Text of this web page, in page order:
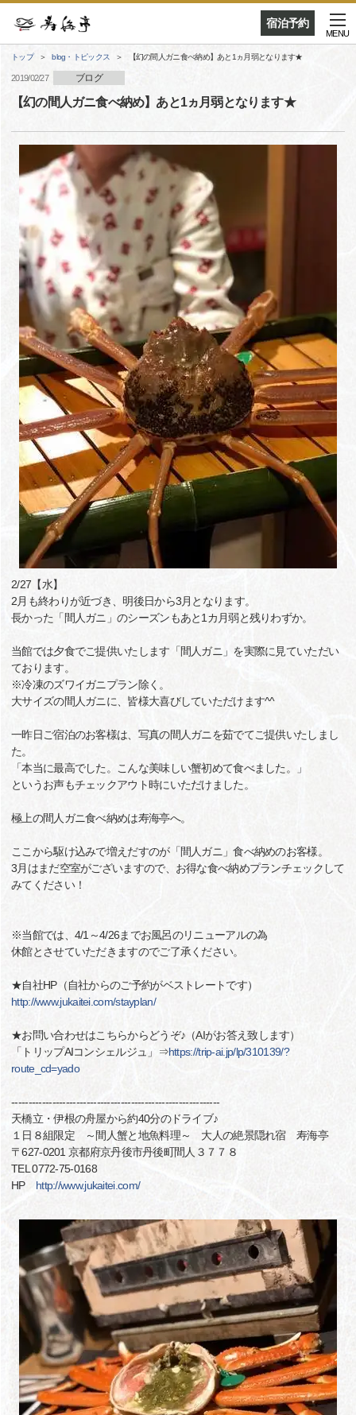
宿泊予約
MENU
トップ blog・トピックス 【幻の間人ガニ食べ納め】あと1ヵ月弱となります★
2019/02/27 ブログ
【幻の間人ガニ食べ納め】あと1ヵ月弱となります★
2/27【水】
2月も終わりが近づき、明後日から3月となります。
長かった「間人ガニ」のシーズンもあと1カ月弱と残りわずか。
当館では夕食でご提供いたします「間人ガニ」を実際に見ていただい
ております。
※冷凍のズワイガニプラン除く。
大サイズの間人ガニに、皆様大喜びしていただけます^^
一昨日ご宿泊のお客様は、写真の間人ガニを茹でてご提供いたしまし
た。
「本当に最高でした。こんな美味しい蟹初めて食べました。」
というお声もチェックアウト時にいただけました。
極上の間人ガニ食べ納めは寿海亭へ。
ここから駆け込みで増えだすのが「間人ガニ」食べ納めのお客様。
3月はまだ空室がございますので、お得な食べ納めプランチェックして
みてください！
※当館では、4/1～4/26までお風呂のリニューアルの為
休館とさせていただきますのでご了承ください。
★自社HP（自社からのご予約がベストレートです）
http://www.jukaitei.com/stayplan/
★お問い合わせはこちらからどうぞ♪（AIがお答え致します）
「トリップAIコンシェルジュ」⇒https://trip-ai.jp/lp/310139/?
route_cd=yado
-------------------------------------------------------------
天橋立・伊根の舟屋から約40分のドライブ♪
１日８組限定 ～間人蟹と地魚料理～ 大人の絶景隠れ宿 寿海亭
〒627-0201 京都府京丹後市丹後町間人３７７８
TEL 0772-75-0168
HP http://www.jukaitei.com/